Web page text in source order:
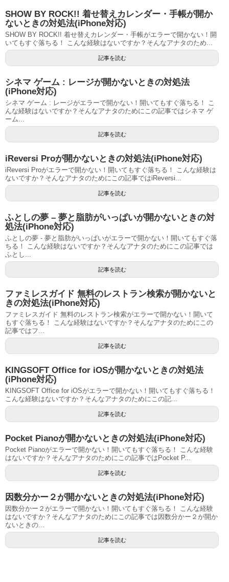
SHOW BY ROCK!! 着せ替えカレンダー・手帳が開か
ないときの対処法(iPhone対応)
SHOW BY ROCK!! 着せ替えカレンダー・手帳がエラーで開かない！開
いてもすぐ落ちる！ こんな経験はないですか？そんなアナタのため...
記事を読む
シネマ ゲーム : レージが開かないときの対処法
(iPhone対応)
シネマ ゲーム : レージがエラーで開かない！開いてもすぐ落ちる！ こ
んな経験はないですか？そんなアナタのためにこの記事ではシネマ ゲ
ーム...
記事を読む
iReversi Proが開かないときの対処法(iPhone対応)
iReversi Proがエラーで開かない！開いてもすぐ落ちる！ こんな経験は
ないですか？そんなアナタのためにこの記事ではiReversi...
記事を読む
ふとしの夢 – 夢と脂肪がいっぱいが開かないときの対
処法(iPhone対応)
ふとしの夢 - 夢と脂肪がいっぱいがエラーで開かない！開いてもすぐ落
ちる！ こんな経験はないですか？そんなアナタのためにこの記事では
ふとし...
記事を読む
ファミレスガイド 無料のレストラン検索が開かないと
きの対処法(iPhone対応)
ファミレスガイド 無料のレストラン検索がエラーで開かない！開いて
もすぐ落ちる！ こんな経験はないですか？そんなアナタのためにこの
記事ではフ...
記事を読む
KINGSOFT Office for iOSが開かないときの対処法
(iPhone対応)
KINGSOFT Office for iOSがエラーで開かない！開いてもすぐ落ちる！
こんな経験はないですか？そんなアナタのためにこの記...
記事を読む
Pocket Pianoが開かないときの対処法(iPhone対応)
Pocket Pianoがエラーで開かない！開いてもすぐ落ちる！ こんな経験
はないですか？そんなアナタのためにこの記事ではPocket P...
記事を読む
因数分かー２が開かないときの対処法(iPhone対応)
因数分かー２がエラーで開かない！開いてもすぐ落ちる！ こんな経験
はないですか？そんなアナタのためにこの記事では因数分かー２が開か
ないときの...
記事を読む